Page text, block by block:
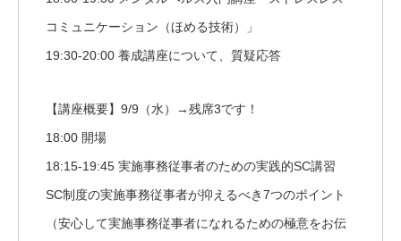
コミュニケーション（ほめる技術）」
19:30-20:00 養成講座について、質疑応答
【講座概要】9/9（水）→残席3です！
18:00 開場
18:15-19:45 実施事務従事者のための実践的SC講習
SC制度の実施事務従事者が抑えるべき7つのポイント
（安心して実施事務従事者になれるための極意をお伝